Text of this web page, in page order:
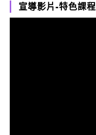
宣導影片-特色課程